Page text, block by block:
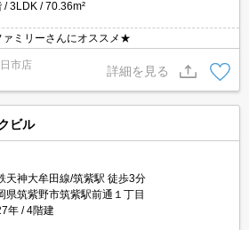
3LDK 70.36m²
ミリーさんにオススメ★
市店
詳細を見る
ビル
天神大牟田線/筑紫駅 徒歩3分
県筑紫野市筑紫駅前通１丁目
年
4階建